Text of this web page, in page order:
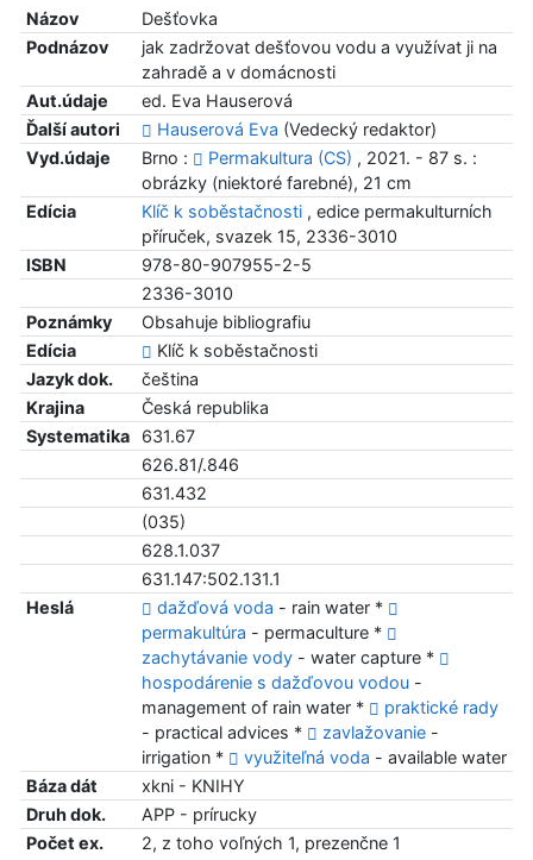
Názov
Dešťovka
Podnázov
jak zadržovat dešťovou vodu a využívat ji na
zahradě a v domácnosti
Aut.údaje
ed. Eva Hauserová
Ďalší autori
Hauserová Eva (Vedecký redaktor)
Vyd.údaje
Brno : Permakultura (CS) , 2021. - 87 s. :
obrázky (niektoré farebné), 21 cm
Edícia
Klíč k soběstačnosti , edice permakulturních
příruček, svazek 15, 2336-3010
ISBN
978-80-907955-2-5
2336-3010
Poznámky
Obsahuje bibliografiu
Edícia
Klíč k soběstačnosti
Jazyk dok.
čeština
Krajina
Česká republika
Systematika
631.67
626.81/.846
631.432
(035)
628.1.037
631.147:502.131.1
Heslá
dažďová voda - rain water *
permakultúra - permaculture *
zachytávanie vody- water capture *
hospodárenie s dažďovou vodou-
management of rain water *
praktické rady
- practical advices *
zavlažovanie-
irrigation *
využiteľná voda - available water
Báza dát
xkni - KNIHY
Druh dok.
APP - prírucky
Počet ex.
2, z toho voľných 1, prezenčne 1